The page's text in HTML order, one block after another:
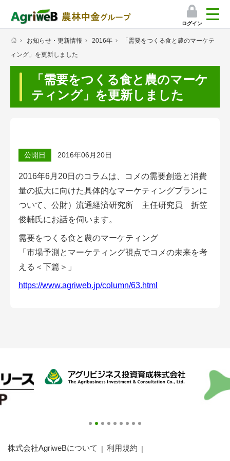
ログイン
検索
マイページ
プレミアムサービス
プレミアムサービスのご紹介
挑戦者たちの奮闘記
会員限定コンテンツ（無料）
会員登録無料 アグリウェブの使い方
イベント・プロジェクト掲示板
基礎知識
お知らせ・更新情報 2016年
「需要をつくる食と農のマーケテ
ィング」を更新しました
「需要をつくる食と農のマーケ
ティング」を更新しました
公開日 2016年06月20日
2016年6月20日のコラムは、コメの需要創造と消費
量の拡大に向けた具体的なマーケティングプランに
ついて、公財）流通経済研究所 主任研究員 折笠
俊輔氏にお話を伺います。
需要をつくる食と農のマーケティング
「市場予測とマーケティング視点でコメの未来を考
える＜下篇＞」
https://www.agriweb.jp/column/63.html
株式会社AgriweBについて 利用規約